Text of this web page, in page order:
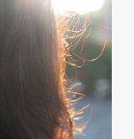
a techniky
ně na
s čísly v
lásky,
i